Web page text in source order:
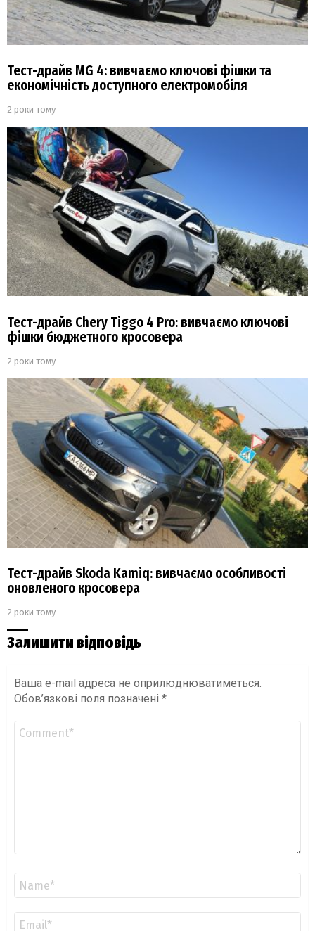
Тест-драйв MG 4: вивчаємо ключові фішки та
економічність доступного електромобіля
2 роки тому
Тест-драйв Chery Tiggo 4 Pro: вивчаємо ключові
фішки бюджетного кросовера
2 роки тому
Тест-драйв Skoda Kamiq: вивчаємо особливості
оновленого кросовера
2 роки тому
Залишити відповідь
Ваша e-mail адреса не оприлюднюватиметься.
Обов’язкові поля позначені *
Коментар